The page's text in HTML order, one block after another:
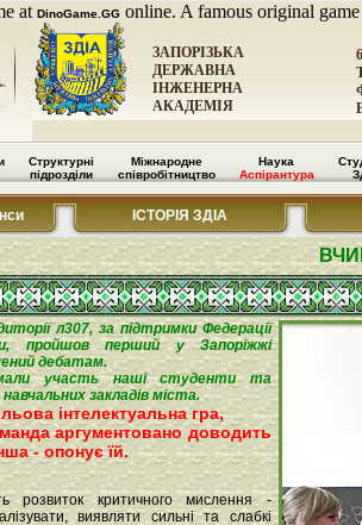
at DinoGame.GG online. A famous original
ЗАПОРІЗЬКА
ДЕРЖАВНА
ІНЖЕНЕРНА
АКАДЕМІЯ
Структурні
підрозділи
Міжнародне
співробітництво
Наука
Аспірантура
ІСТОРІЯ ЗДІА
л307, за підтримки Федерації
пройшов перший у Запоріжжі
дебатам.
участь наші студенти та
закладів міста.
інтелектуальна гра,
аргументовано доводить
- опонує їй.
розвиток критичного мислення -
виявляти сильні та слабкі